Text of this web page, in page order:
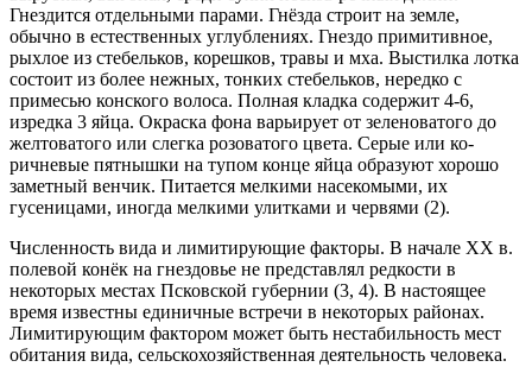
Гнездится отдельными парами. Гнёзда строит на земле,
обычно в естествен­ных углублениях. Гнездо примитивное,
рыхлое из стебельков, корешков, травы и мха. Выстилка лотка
состоит из более нежных, тонких стебельков, неред­ко с
примесью конского волоса. Полная кладка со­держит 4-6,
изредка 3 яйца. Окраска фона варьирует от зелено­ватого до
желтоватого или слегка розоватого цвета. Серые или ко­
ричневые пятнышки на тупом конце яйца образуют хорошо
заметный венчик. Питается мел­кими насекомыми, их
гусеницами, иногда мелкими улитками и червями (2).
Численность вида и лимитирующие факто­ры. В начале XX в.
полевой конёк на гнездовье не представлял редкости в
некоторых местах Псковской губернии (3, 4). В настоящее
время известны еди­ничные встречи в некоторых районах.
Лимитиру­ющим фактором может быть нестабильность мест
обитания вида, сельскохозяйственная деятельность человека.